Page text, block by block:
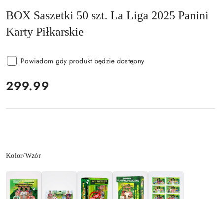
BOX Saszetki 50 szt. La Liga 2025 Panini
Karty Piłkarskie
Powiadom gdy produkt będzie dostępny
cena:
299.99
Wariant
Kolor/Wzór